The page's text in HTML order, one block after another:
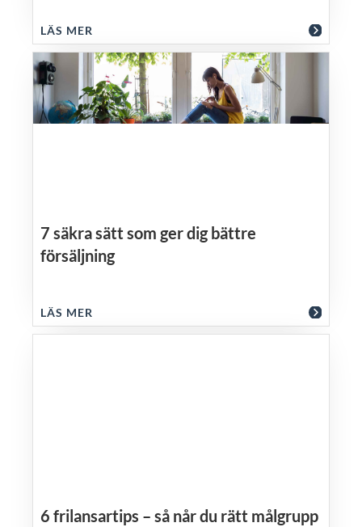
LÄS MER
7 säkra sätt som ger dig bättre
försäljning
LÄS MER
6 frilansartips – så når du rätt målgrupp